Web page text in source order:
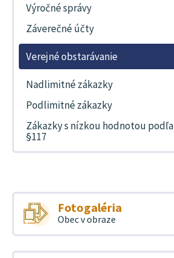
Výročné správy
Záverečné účty
Verejné obstarávanie
Nadlimitné zákazky
Podlimitné zákazky
Zákazky s nízkou hodnotou podľa
§117
Fotogaléria
Obec v obraze